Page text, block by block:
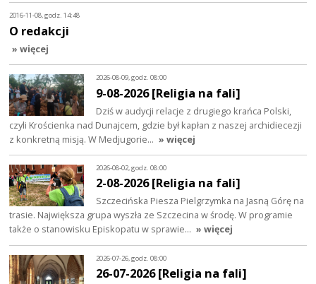
2016-11-08, godz. 14:48
O redakcji
» więcej
2026-08-09, godz. 08:00
9-08-2026 [Religia na fali]
Dziś w audycji relacje z drugiego krańca Polski,
czyli Krościenka nad Dunajcem, gdzie był kapłan z naszej archidiecezji
z konkretną misją. W Medjugorie… » więcej
2026-08-02, godz. 08:00
2-08-2026 [Religia na fali]
Szczecińska Piesza Pielgrzymka na Jasną Górę na
trasie. Największa grupa wyszła ze Szczecina w środę. W programie
także o stanowisku Episkopatu w sprawie… » więcej
2026-07-26, godz. 08:00
26-07-2026 [Religia na fali]